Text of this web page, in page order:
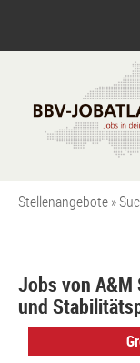
Stellenangebote
Jobs von A&M
und